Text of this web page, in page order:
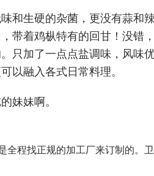
和生硬的杂菌，更没有蒜和
带着鸡枞特有的回甘！没错
只加了一点点盐调味，风味
以融入各式日常料理。
妹妹啊。
全程找正规的加工厂来订制的。